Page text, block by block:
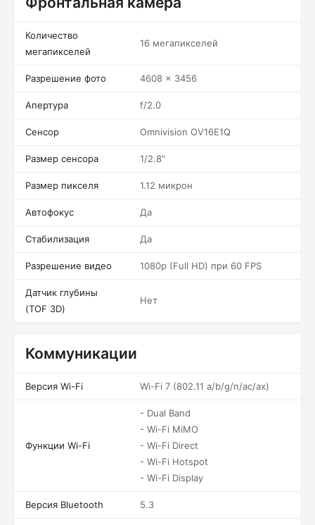
Количество
мегапикселей
16 мегапикселей
Разрешение фото 4608 x 3456
Апертура f/2.0
Сенсор Omnivision OV16E1Q
Размер сенсора 1/2.8"
Размер пикселя 1.12 микрон
Автофокус Да
Стабилизация Да
Разрешение видео 1080p (Full HD) при 60 FPS
Датчик глубины
(TOF 3D)
Нет
Коммуникации
Версия Wi-Fi Wi-Fi 7 (802.11 a/b/g/n/ac/ax)
Функции Wi-Fi
- Dual Band
- Wi-Fi MiMO
- Wi-Fi Direct
- Wi-Fi Hotspot
- Wi-Fi Display
Версия Bluetooth 5.3